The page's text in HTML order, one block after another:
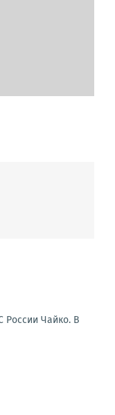
России Чайко. В